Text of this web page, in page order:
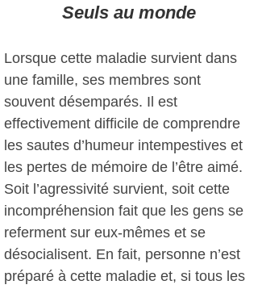
Seuls au monde
Lorsque cette maladie survient dans
une famille, ses membres sont
souvent désemparés. Il est
effectivement difficile de comprendre
les sautes d’humeur intempestives et
les pertes de mémoire de l’être aimé.
Soit l’agressivité survient, soit cette
incompréhension fait que les gens se
referment sur eux-mêmes et se
désocialisent. En fait, personne n’est
préparé à cette maladie et, si tous les